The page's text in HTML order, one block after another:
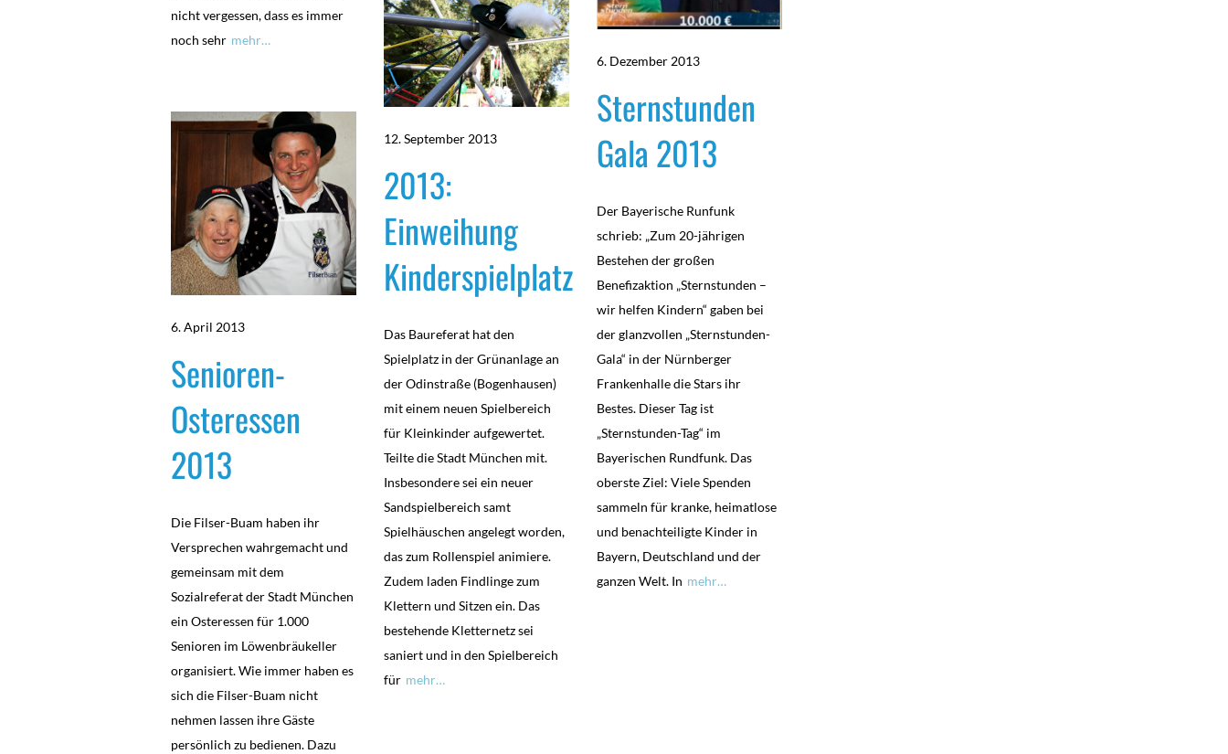
nicht vergessen, dass es immer
noch sehr mehr…
6. Dezember 2013
Sternstunden
Gala 2013
Der Bayerische Runfunk
schrieb: „Zum 20-jährigen
Bestehen der großen
Benefizaktion „Sternstunden –
wir helfen Kindern“ gaben bei
der glanzvollen „Sternstunden-
Gala“ in der Nürnberger
Frankenhalle die Stars ihr
Bestes. Dieser Tag ist
„Sternstunden-Tag“ im
Bayerischen Rundfunk. Das
oberste Ziel: Viele Spenden
sammeln für kranke, heimatlose
und benachteiligte Kinder in
Bayern, Deutschland und der
ganzen Welt. In mehr…
12. September 2013
2013:
Einweihung
Kinderspielplatz
Das Baureferat hat den
Spielplatz in der Grünanlage an
der Odinstraße (Bogenhausen)
mit einem neuen Spielbereich
für Kleinkinder aufgewertet.
Teilte die Stadt München mit.
Insbesondere sei ein neuer
Sandspielbereich samt
Spielhäuschen angelegt worden,
das zum Rollenspiel animiere.
Zudem laden Findlinge zum
Klettern und Sitzen ein. Das
bestehende Kletternetz sei
saniert und in den Spielbereich
für mehr…
6. April 2013
Senioren-
Osteressen
2013
Die Filser-Buam haben ihr
Versprechen wahrgemacht und
gemeinsam mit dem
Sozialreferat der Stadt München
ein Osteressen für 1.000
Senioren im Löwenbräukeller
organisiert. Wie immer haben es
sich die Filser-Buam nicht
nehmen lassen ihre Gäste
persönlich zu bedienen. Dazu